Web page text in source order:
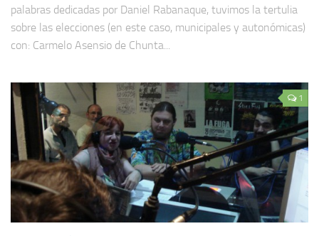
palabras dedicadas por Daniel Rabanaque, tuvimos la tertulia
sobre las elecciones (en este caso, municipales y autonómicas)
con: Carmelo Asensio de Chunta...
1